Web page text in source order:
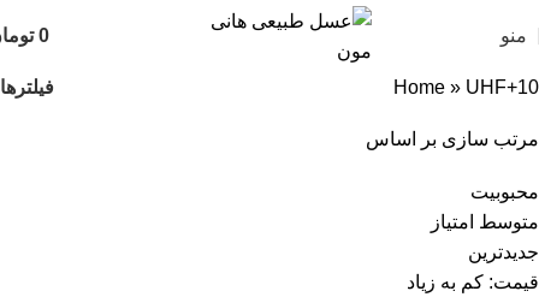
منو 0
Home » UHF+10 فیلترها
مرتب سازی بر اساس
محبوبیت
متوسط امتیاز
جدیدترین
قیمت: کم به زیاد